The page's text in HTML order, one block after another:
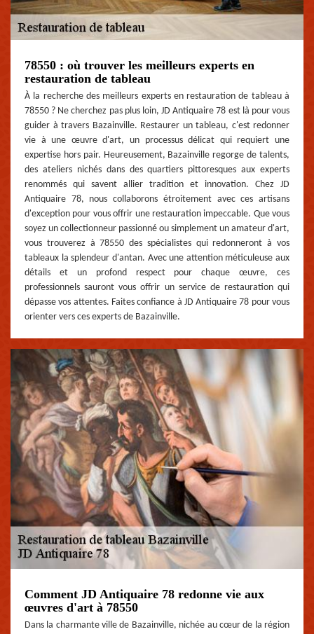
78550 : où trouver les meilleurs experts en
restauration de tableau
À la recherche des meilleurs experts en restauration de tableau à
78550 ? Ne cherchez pas plus loin, JD Antiquaire 78 est là pour vous
guider à travers Bazainville. Restaurer un tableau, c'est redonner
vie à une œuvre d'art, un processus délicat qui requiert une
expertise hors pair. Heureusement, Bazainville regorge de talents,
des ateliers nichés dans des quartiers pittoresques aux experts
renommés qui savent allier tradition et innovation. Chez JD
Antiquaire 78, nous collaborons étroitement avec ces artisans
d'exception pour vous offrir une restauration impeccable. Que vous
soyez un collectionneur passionné ou simplement un amateur d'art,
vous trouverez à 78550 des spécialistes qui redonneront à vos
tableaux la splendeur d'antan. Avec une attention méticuleuse aux
détails et un profond respect pour chaque œuvre, ces
professionnels sauront vous offrir un service de restauration qui
dépasse vos attentes. Faites confiance à JD Antiquaire 78 pour vous
orienter vers ces experts de Bazainville.
Comment JD Antiquaire 78 redonne vie aux
œuvres d'art à 78550
Dans la charmante ville de Bazainville, nichée au cœur de la région